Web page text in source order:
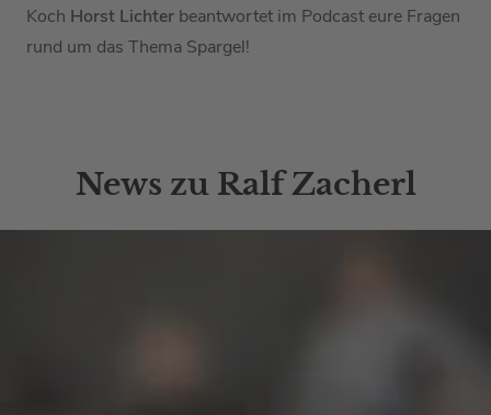
Koch Horst Lichter beantwortet im Podcast eure Fragen
rund um das Thema Spargel!
News zu Ralf Zacherl